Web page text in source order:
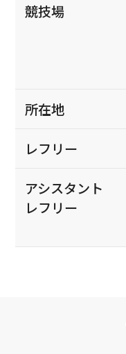
競技場
所在地
レフリー
アシスタント
レフリー